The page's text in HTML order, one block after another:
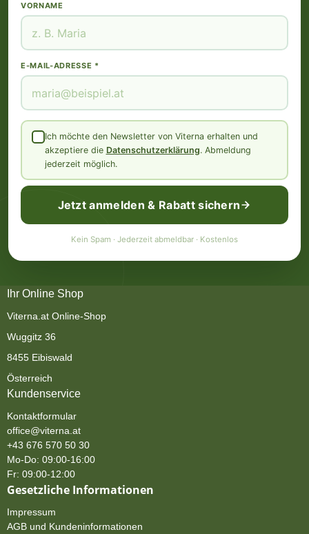
VORNAME
E-MAIL-ADRESSE *
Ich möchte den Newsletter von Viterna erhalten und
akzeptiere die Datenschutzerklärung. Abmeldung
jederzeit möglich.
Jetzt anmelden & Rabatt sichern
Kein Spam · Jederzeit abmeldbar · Kostenlos
Ihr Online Shop
Viterna.at Online-Shop
Wuggitz 36
8455 Eibiswald
Österreich
Kundenservice
Kontaktformular
office@viterna.at
+43 676 570 50 30
Mo-Do: 09:00-16:00
Fr: 09:00-12:00
Gesetzliche Informationen
Impressum
AGB und Kundeninformationen